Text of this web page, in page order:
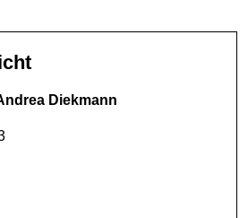
Diekmann